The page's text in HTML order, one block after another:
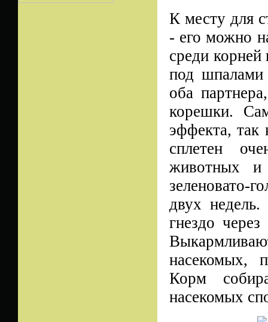
К месту для
- его можно
среди
под шпалами
оба
корешки.
эффекта, так
сплетен
животных и
зеленовато-
двух
гнездо
насекомых,
Корм
насекомых